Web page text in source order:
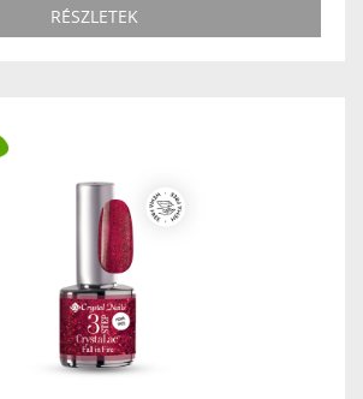
RÉSZLETEK